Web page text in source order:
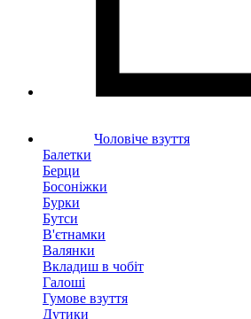
Чоловіче взуття
Балетки
Берци
Босоніжки
Бурки
Бутси
В'єтнамки
Валянки
Вкладиш в чобіт
Галоші
Гумове взуття
Дутики